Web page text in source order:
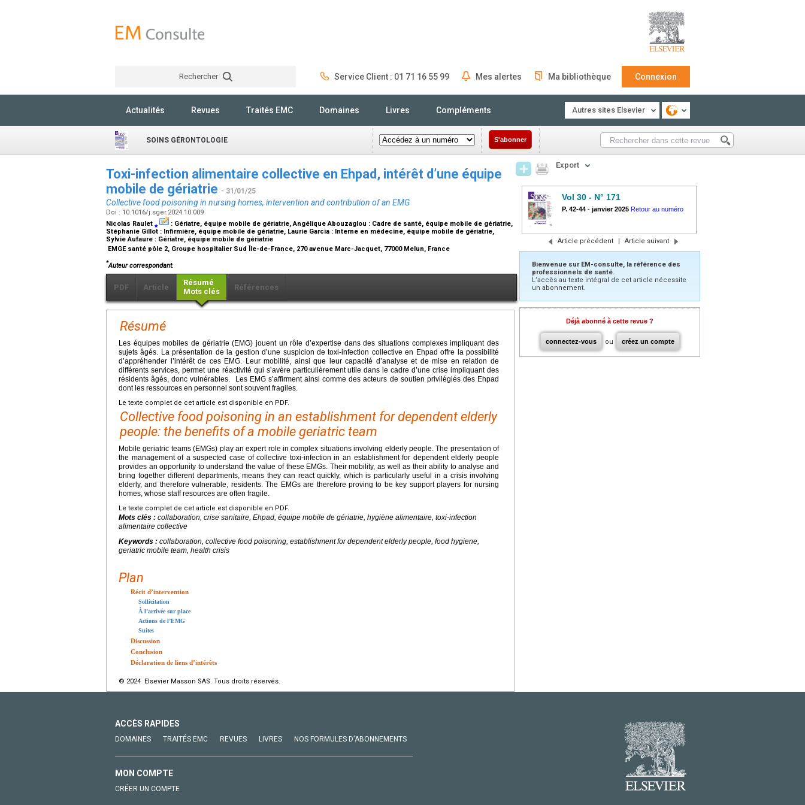
Rechercher Service Client : 01 71 16 55 99 Mes alertes Ma bibliothèque Connexion
Actualités Revues Traités EMC Domaines Livres Compléments Autres sites Elsevier
SOINS GÉRONTOLOGIE S'abonner
Toxi-infection alimentaire collective en Ehpad, intérêt d’une équipe
mobile de gériatrie - 31/01/25
Collective food poisoning in nursing homes, intervention and contribution of an EMG
Doi : 10.1016/j.sger.2024.10.009
Nicolas Raulet ⁎ : Gériatre, équipe mobile de gériatrie, Angélique Abouzaglou : Cadre de santé, équipe mobile de gériatrie,
Stéphanie Gillot : Infirmière, équipe mobile de gériatrie, Laurie Garcia : Interne en médecine, équipe mobile de gériatrie,
Sylvie Aufaure : Gériatre, équipe mobile de gériatrie
EMGE santé pôle 2, Groupe hospitalier Sud Île-de-France, 270 avenue Marc-Jacquet, 77000 Melun, France
*Auteur correspondant.
PDF Article
Résumé
Mots clés
Références
Résumé
Les équipes mobiles de gériatrie (EMG) jouent un rôle d’expertise dans des situations complexes impliquant des
sujets âgés. La présentation de la gestion d’une suspicion de toxi-infection collective en Ehpad offre la possibilité
d’appréhender l’intérêt de ces EMG. Leur mobilité, ainsi que leur capacité d’analyse et de mise en relation de
différents services, permet une réactivité qui s’avère particulièrement utile dans le cadre d’une crise impliquant des
résidents âgés, donc vulnérables. Les EMG s’affirment ainsi comme des acteurs de soutien privilégiés des Ehpad
dont les ressources en personnel sont souvent fragiles.
Le texte complet de cet article est disponible en PDF.
Collective food poisoning in an establishment for dependent elderly
people: the benefits of a mobile geriatric team
Mobile geriatric teams (EMGs) play an expert role in complex situations involving elderly people. The presentation of
the management of a suspected case of collective toxi-infection in an establishment for dependent elderly people
provides an opportunity to understand the value of these EMGs. Their mobility, as well as their ability to analyse and
bring together different departments, means they can react quickly, which is particularly useful in a crisis involving
elderly, and therefore vulnerable, residents. The EMGs are therefore proving to be key support players for nursing
homes, whose staff resources are often fragile.
Le texte complet de cet article est disponible en PDF.
Mots clés : collaboration, crise sanitaire, Ehpad, équipe mobile de gériatrie, hygiène alimentaire, toxi-infection
alimentaire collective
Keywords : collaboration, collective food poisoning, establishment for dependent elderly people, food hygiene,
geriatric mobile team, health crisis
Plan
Récit d’intervention
Sollicitation
À l’arrivée sur place
Actions de l’EMG
Suites
Discussion
Conclusion
Déclaration de liens d’intérêts
© 2024 Elsevier Masson SAS. Tous droits réservés.
Export
Vol 30 - N° 171
P. 42-44 - janvier 2025 Retour au numéro
Article précédent | Article suivant
Bienvenue sur EM-consulte, la référence des
professionnels de santé.
L’accès au texte intégral de cet article nécessite
un abonnement.
Déjà abonné à cette revue ?
connectez-vous ou créez un compte
ACCÈS RAPIDES
DOMAINES TRAITÉS EMC REVUES LIVRES NOS FORMULES D'ABONNEMENTS
MON COMPTE
CRÉER UN COMPTE